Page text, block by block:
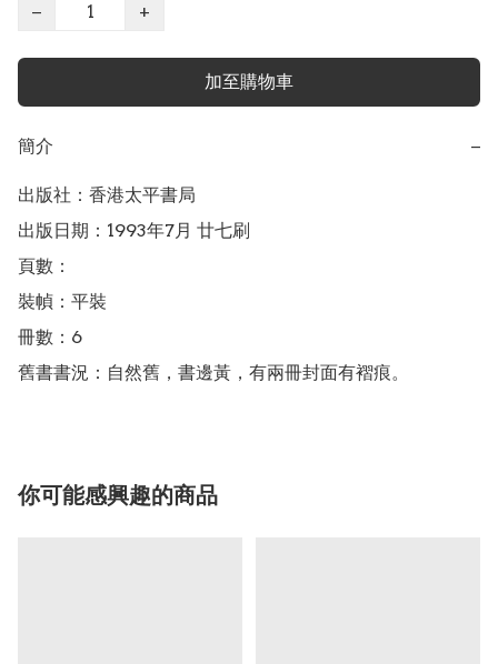
−
+
加至購物車
簡介 −
出版社：香港太平書局
出版日期：1993年7月 廿七刷
頁數：
裝幀：平裝
冊數：6
舊書書況：自然舊，書邊黃，有兩冊封面有褶痕。
你可能感興趣的商品